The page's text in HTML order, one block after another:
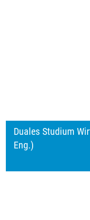
Duales Studium
Eng.)